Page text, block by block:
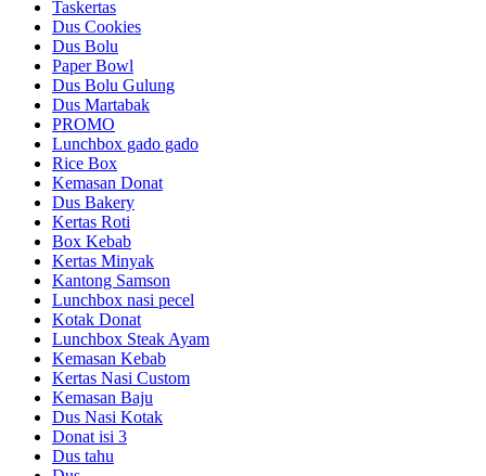
Taskertas
Dus Cookies
Dus Bolu
Paper Bowl
Dus Bolu Gulung
Dus Martabak
PROMO
Lunchbox gado gado
Rice Box
Kemasan Donat
Dus Bakery
Kertas Roti
Box Kebab
Kertas Minyak
Kantong Samson
Lunchbox nasi pecel
Kotak Donat
Lunchbox Steak Ayam
Kemasan Kebab
Kertas Nasi Custom
Kemasan Baju
Dus Nasi Kotak
Donat isi 3
Dus tahu